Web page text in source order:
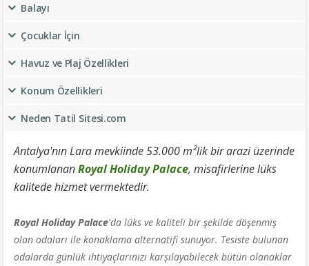
Balayı
Çocuklar İçin
Havuz ve Plaj Özellikleri
Konum Özellikleri
Neden Tatil Sitesi.com
Antalya'nın Lara mevkiinde 53.000 m²lik bir arazi üzerinde
konumlananRoyal Holiday Palace, misafirlerine lüks
kalitede hizmet vermektedir.
Royal Holiday Palace'da lüks ve kaliteli bir şekilde döşenmiş
olan odaları ile konaklama alternatifi sunuyor. Tesiste bulunan
odalarda günlük ihtiyaçlarınızı karşılayabilecek bütün olanaklar